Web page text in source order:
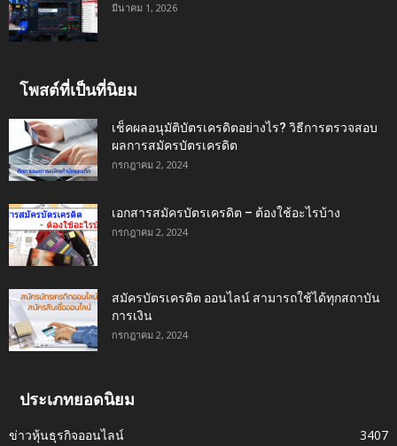
มีนาคม 1, 2026
โพสต์ที่เป็นที่นิยม
เช็คผลอนุมัติบัตรเครดิตอย่างไร? วิธีการตรวจสอบ
ผลการสมัครบัตรเครดิต
กรกฎาคม 2, 2024
เอกสารสมัครบัตรเครดิต – ต้องใช้อะไรบ้าง
กรกฎาคม 2, 2024
สมัครบัตรเครดิต ออนไลน์ สามารถใช้ได้ทุกสถาบัน
การเงิน
กรกฎาคม 2, 2024
ประเภทยอดนิยม
ข่าวหุ้นธุรกิจออนไลน์
3407